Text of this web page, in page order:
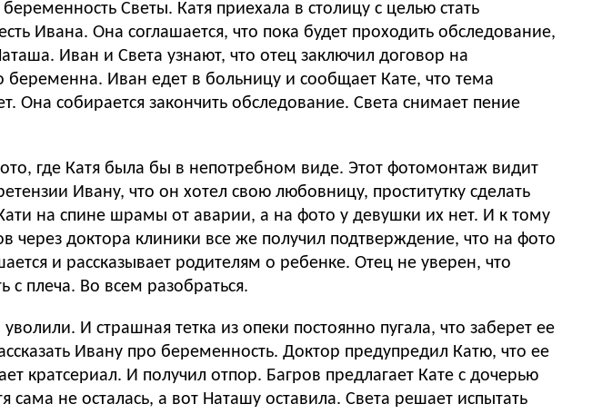
Светы. Катя приехала в столицу с целью стать
Ивана. Она соглашается, что пока будет проходить обследование,
Иван и Света узнают, что отец заключил договор на
закончить обследование. Света снимает пение
где Катя была бы в непотребном виде. Этот фотомонтаж видит
Ивану, что он хотел свою любовницу, проститутку сделать
на спине шрамы от аварии, а на фото у девушки их нет. И к тому
доктора клиники все же получил подтверждение, что на фото
плеча. Во всем разобраться.
И страшная тетка из опеки постоянно пугала, что заберет ее
Ивану про беременность. Доктор предупредил Катю, что ее
кратсериал. И получил отпор. Багров предлагает Кате с дочерью
а вот Наташу оставила. Света решает испытать